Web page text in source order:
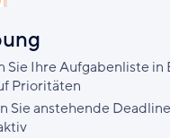
Sie Ihre Aufgabenliste in
Prioritäten
Sie anstehende